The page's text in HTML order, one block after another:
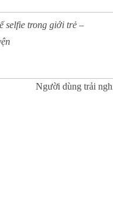
selfie trong giới trẻ –